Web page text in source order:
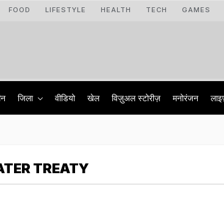
FOOD LIFESTYLE HEALTH TECH GAMES
जिला वीडियो खेल विज़ुअल स्टोरीज़ मनोरंजन
TREATY